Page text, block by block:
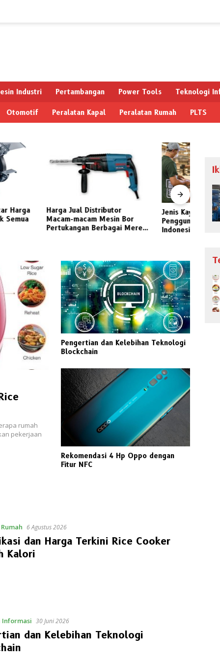
Industri Pertambangan Power Tools Teknologi
Otomotif Peralatan Kapal Peralatan Rumah PLTS
Distributor
Mesin Bor
Berbagai Merek
Jenis Kayu Hutan dan Macam
Penggunaan Kayu Industri
Indonesia
rumah
pekerjaan
Pengertian dan Kelebihan Teknologi
Blockchain
Rekomendasi 4 Hp Oppo dengan
Fitur NFC
6 Agustus 2026
dan Harga Terkini Rice Cooker
Kalori
Informasi 30 Juni 2026
dan Kelebihan Teknologi